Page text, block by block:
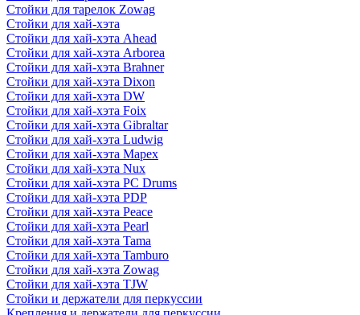
Стойки для тарелок Zowag
Стойки для хай-хэта
Стойки для хай-хэта Ahead
Стойки для хай-хэта Arborea
Стойки для хай-хэта Brahner
Стойки для хай-хэта Dixon
Стойки для хай-хэта DW
Стойки для хай-хэта Foix
Стойки для хай-хэта Gibraltar
Стойки для хай-хэта Ludwig
Стойки для хай-хэта Mapex
Стойки для хай-хэта Nux
Стойки для хай-хэта PC Drums
Стойки для хай-хэта PDP
Стойки для хай-хэта Peace
Стойки для хай-хэта Pearl
Стойки для хай-хэта Tama
Стойки для хай-хэта Tamburo
Стойки для хай-хэта Zowag
Стойки для хай-хэта TJW
Стойки и держатели для перкуссии